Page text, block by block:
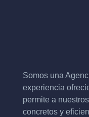
Somos una
experiencia
permite a
concretos y